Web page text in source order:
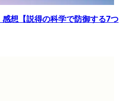
感想【説得の科学で防御する7つ